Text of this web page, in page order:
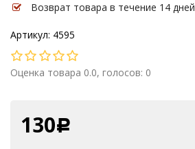
Возврат товара в течение 14 дней
Артикул: 4595
Оценка товара 0.0, голосов: 0
130Р